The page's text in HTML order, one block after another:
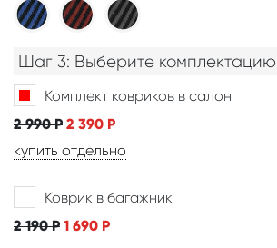
Шаг 3: Выберите комплектацию
Комплект ковриков в салон
2 990Р 2 390 Р
купить отдельно
Коврик в багажник
2 190Р 1 690 Р